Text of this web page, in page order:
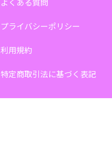
よくある質問
プライバシーポリシー
利用規約
特定商取引法に基づく表記